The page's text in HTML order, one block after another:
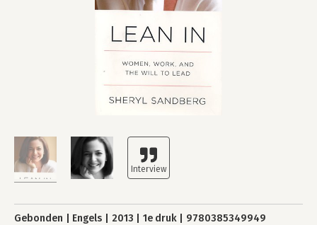
Gebonden Engels 2013 1e druk 9780385349949